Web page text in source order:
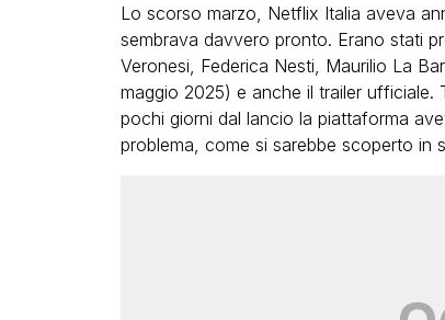
Lo scorso marzo, Netflix Italia aveva
sembrava davvero pronto. Erano stati
Veronesi, Federica Nesti, Maurilio La
maggio 2025) e anche il trailer
pochi giorni dal lancio la piattaforma
problema, come si sarebbe scoperto in
LGBT